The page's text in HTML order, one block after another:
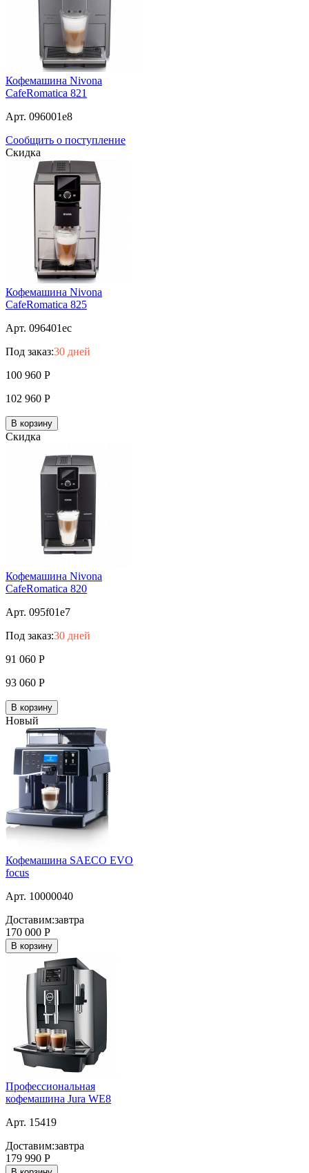
Кофемашина Nivona
CafeRomatica 821
Арт. 096001e8
Сообщить о поступление
Скидка
Кофемашина Nivona
CafeRomatica 825
Арт. 096401ec
Под заказ:30 дней
100 960 Р
102 960 Р
В корзину
Скидка
Кофемашина Nivona
CafeRomatica 820
Арт. 095f01e7
Под заказ:30 дней
91 060 Р
93 060 Р
В корзину
Новый
Кофемашина SAECO EVO
focus
Арт. 10000040
Доставим:завтра
170 000 Р
В корзину
Профессиональная
кофемашина Jura WE8
Арт. 15419
Доставим:завтра
179 990 Р